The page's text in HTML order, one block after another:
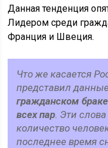
Данная тенденция
Лидером среди
Франция и Швеция.
Что же касается
представил
гражданском
всех пар. Эти
количество
последнее время